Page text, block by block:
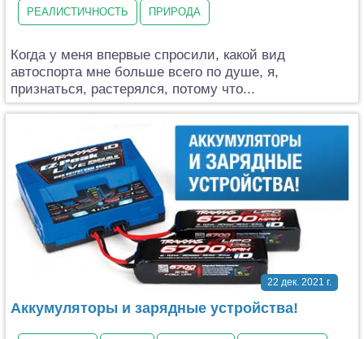
РЕАЛИСТИЧНОСТЬ ПРИРОДА
Когда у меня впервые спросили, какой вид
автоспорта мне больше всего по душе, я,
признаться, растерялся, потому что...
22 дек. 2021 г.
Аккумуляторы и зарядные устройства!